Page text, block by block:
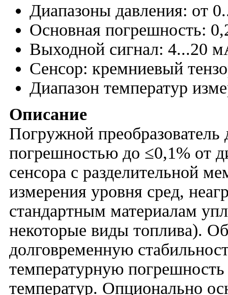
Диапазоны давления: от
Основная погрешность:
Выходной сигнал: 4...20
Сенсор: кремниевый
Диапазон температур
Описание
Погружной
погрешностью до ≤0,1% от
сенсора с разделительной
измерения уровня сред,
стандартным материалам
некоторые виды топлива).
долговременную
температурную
температур. Опционально